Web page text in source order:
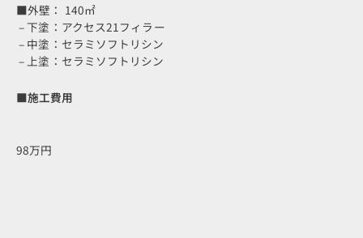
■外壁： 140㎡
– 下塗：アクセス21フィラー
– 中塗：セラミソフトリシン
– 上塗：セラミソフトリシン
■施工費用
98万円